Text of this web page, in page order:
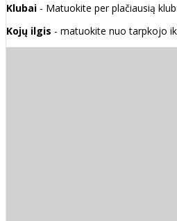
Klubai - Matuokite per plačiausią
Kojų ilgis - matuokite nuo tarpkojo